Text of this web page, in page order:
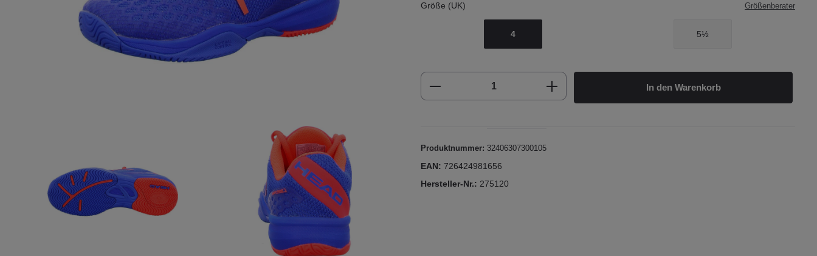
Größe (UK) Größenberater
4 5½
Produkt Anzahl: Gib den gewünschten Wert ein oder
In den Warenkorb
Produktnummer: 32406307300105
EAN: 726424981656
Hersteller-Nr.: 275120